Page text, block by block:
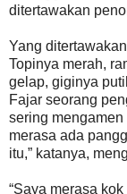
ditertawakan
Yang
Topinya merah,
gelap, giginya
Fajar seorang
sering mengamen
merasa ada
itu,” katanya,
“Saya merasa